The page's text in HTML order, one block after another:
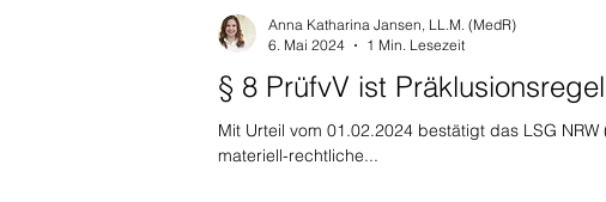
Strafrecht Steuerrecht
§ 8 PrüfvV ist
Mit Urteil vom 01.02.2024 bestätigt das LSG
materiell-rechtliche...
Anna Katharina Jansen, LL.M. (MedR)
6. Mai 2024
1 Min. Lesezeit